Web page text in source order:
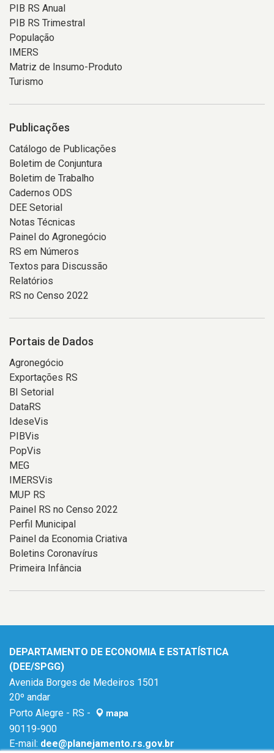
PIB RS Anual
PIB RS Trimestral
População
IMERS
Matriz de Insumo-Produto
Turismo
Publicações
Catálogo de Publicações
Boletim de Conjuntura
Boletim de Trabalho
Cadernos ODS
DEE Setorial
Notas Técnicas
Painel do Agronegócio
RS em Números
Textos para Discussão
Relatórios
RS no Censo 2022
Portais de Dados
Agronegócio
Exportações RS
BI Setorial
DataRS
IdeseVis
PIBVis
PopVis
MEG
IMERSVis
MUP RS
Painel RS no Censo 2022
Perfil Municipal
Painel da Economia Criativa
Boletins Coronavírus
Primeira Infância
DEPARTAMENTO DE ECONOMIA E ESTATÍSTICA
(DEE/SPGG)
Avenida Borges de Medeiros 1501
20º andar
Porto Alegre - RS -
mapa
90119-900
E-mail: dee@planejamento.rs.gov.br